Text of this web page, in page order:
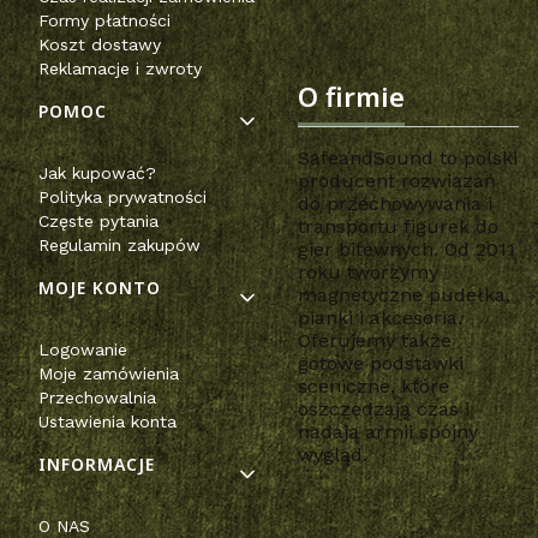
Formy płatności
Koszt dostawy
Reklamacje i zwroty
POMOC
Jak kupować?
Polityka prywatności
Częste pytania
Regulamin zakupów
MOJE KONTO
Logowanie
Moje zamówienia
Przechowalnia
Ustawienia konta
INFORMACJE
O NAS
O firmie
SafeandSound to polski
producent rozwiązań
do przechowywania i
transportu figurek do
gier bitewnych. Od 2011
roku tworzymy
magnetyczne pudełka,
pianki i akcesoria.
Oferujemy także
gotowe podstawki
sceniczne, które
oszczędzają czas i
nadają armii spójny
wygląd.